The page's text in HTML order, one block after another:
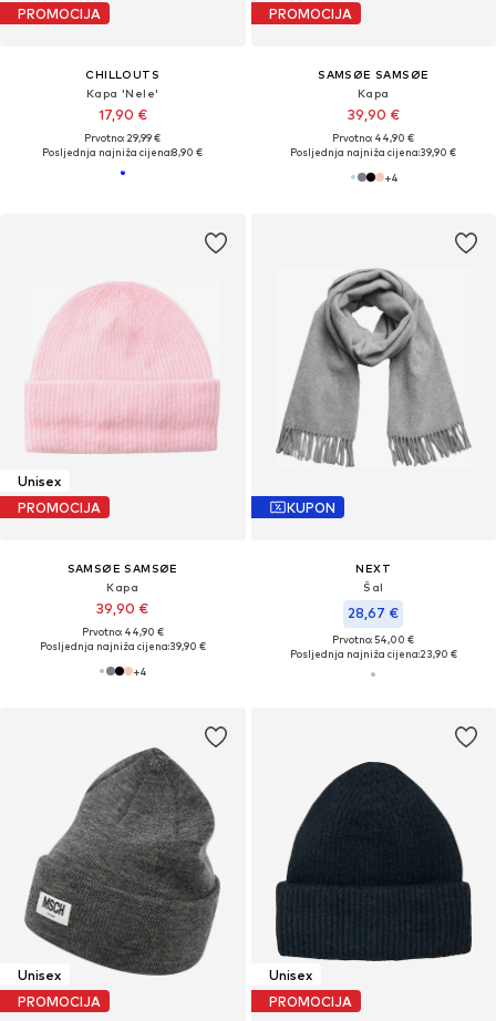
PROMOCIJA
CHILLOUTS
Kapa 'Nele'
17,90 €
Prvotno: 29,99 €
Posljednja najniža cijena:8,90 €
PROMOCIJA
SAMSØE SAMSØE
Kapa
39,90 €
Prvotno: 44,90 €
Posljednja najniža cijena:39,90 €
+4
Unisex
PROMOCIJA
SAMSØE SAMSØE
Kapa
39,90 €
Prvotno: 44,90 €
Posljednja najniža cijena:39,90 €
+4
KUPON
NEXT
Šal
28,67 €
Prvotno: 54,00 €
Posljednja najniža cijena:23,90 €
Unisex
PROMOCIJA
Unisex
PROMOCIJA